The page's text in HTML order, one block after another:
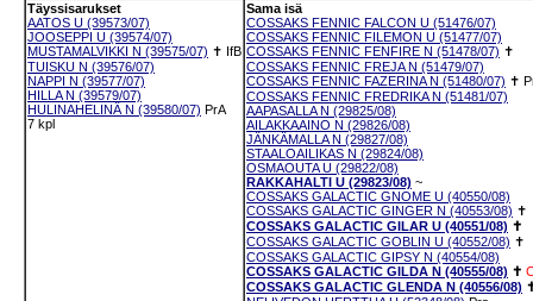
Täyssisarukset
AATOS U (39573/07)
JOOSEPPI U (39574/07)
MUSTAMALVIKKI N (39575/07) ✝ IfB
TUISKU N (39576/07)
NAPPI N (39577/07)
HILLA N (39579/07)
HULINAHELINÄ N (39580/07) PrA
7 kpl
Sama isä
COSSAKS FENNIC FALCON U (51476/07)
COSSAKS FENNIC FILEMON U (51477/07)
COSSAKS FENNIC FENFIRE N (51478/07) ✝
COSSAKS FENNIC FREJA N (51479/07)
COSSAKS FENNIC FAZERINA N (51480/07) ✝
COSSAKS FENNIC FREDRIKA N (51481/07)
AAPASALLA N (29825/08)
AILAKKAAINO N (29826/08)
JÄNKÄMALLA N (29827/08)
STAALOAILIKAS N (29824/08)
OSMAOUTA U (29822/08)
RAKKAHALTI U (29823/08) ~
COSSAKS GALACTIC GNOME U (40550/08)
COSSAKS GALACTIC GINGER N (40553/08) ✝
COSSAKS GALACTIC GILAR U (40551/08) ✝
COSSAKS GALACTIC GOBLIN U (40552/08) ✝
COSSAKS GALACTIC GIPSY N (40554/08)
COSSAKS GALACTIC GILDA N (40555/08) ✝
COSSAKS GALACTIC GLENDA N (40556/08)